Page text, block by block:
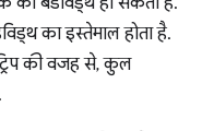
का इस्तेमाल होता है.
की वजह से, कुल